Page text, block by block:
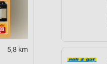
5,8 km